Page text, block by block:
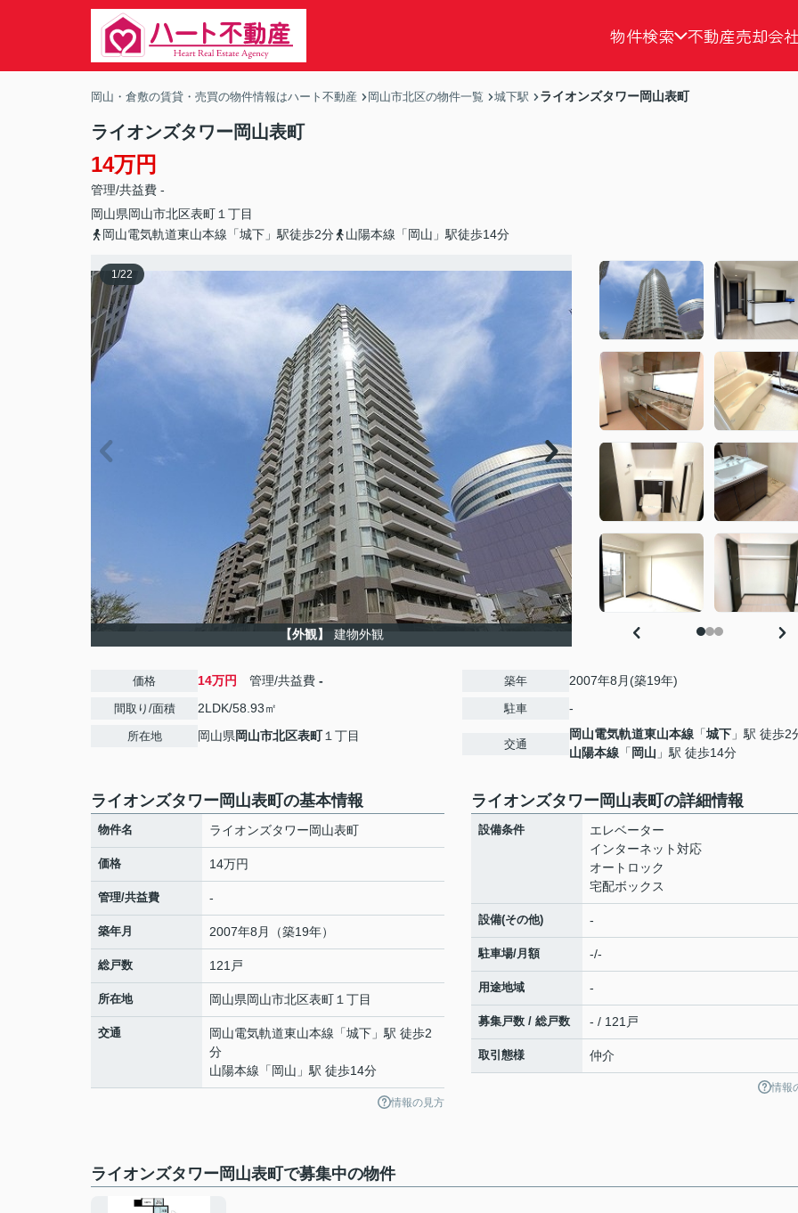
物件検索 不動産売却会
岡山・倉敷の賃貸・売買の物件情報はハート不動産 岡山市北区の物件一覧 城下駅 ライオンズタワー岡山表町
ライオンズタワー岡山表町
14万円
管理/共益費 -
岡山県岡山市北区表町 １丁目
岡山電気軌道東山本線「城下」駅徒歩2分
山陽本線「岡山」駅徒歩14分
1/22
【外観】 建物外観
価格 14万円 管理/共益費 -
間取り/面積 2LDK/58.93㎡
所在地 岡山県岡山市北区表町１丁目
築年 2007年8月(築19年)
駐車 -
交通
岡山電気軌道東山本線 「城下 」駅 徒歩2
山陽本線 「 岡山 」駅 徒歩14分
ライオンズタワー岡山表町の基本情報
物件名 ライオンズタワー岡山表町
価格 14万円
管理/共益費 -
築年月 2007年8月（築19年）
総戸数 121戸
所在地 岡山県岡山市北区表町 １丁目
交通 岡山電気軌道東山本線 「城下 」駅 徒歩2
分
山陽本線 「 岡山 」駅 徒歩14分
情報の見方
ライオンズタワー岡山表町の詳細情報
設備条件
エレベーター
インターネット対応
オートロック
宅配ボックス
設備(その他) -
駐車場/月額 -/-
用途地域 -
募集戸数 / 総戸数 - / 121戸
取引態様 仲介
情報
ライオンズタワー岡山表町で募集中の物件